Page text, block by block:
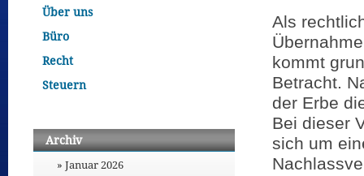
Als
kommt
Betracht.
der Erbe
Bei dieser
sich um
Über uns
Büro
Recht
Steuern
Archiv
Januar 2026